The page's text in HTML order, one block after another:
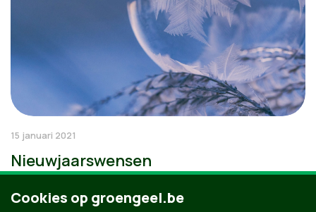
15 januari 2021
Nieuwjaarswensen
Cookies op groengeel.be